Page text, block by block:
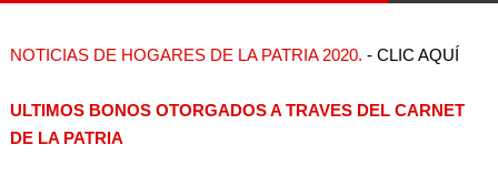
do
NOTICIAS DE HOGARES DE LA PATRIA 2020. - CLIC AQUÍ
ULTIMOS BONOS OTORGADOS A TRAVES DEL CARNET
DE LA PATRIA